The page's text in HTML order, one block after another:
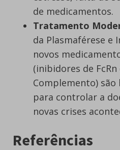
de medicamentos.
Tratamento
da Plasmaférese e
novos
(inibidores de FcRn
Complemento) são
para controlar a
novas crises
Referências